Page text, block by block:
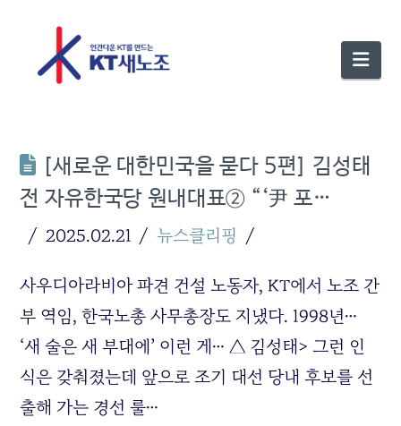
[새로운 대한민국을 묻다 5편] 김성태
전 자유한국당 원내대표② “‘尹 포…
2025.02.21 뉴스클리핑
사우디아라비아 파견 건설 노동자, KT에서 노조 간
부 역임, 한국노총 사무총장도 지냈다. 1998년…
‘새 술은 새 부대에’ 이런 게… △ 김성태> 그런 인
식은 갖춰졌는데 앞으로 조기 대선 당내 후보를 선
출해 가는 경선 룰…